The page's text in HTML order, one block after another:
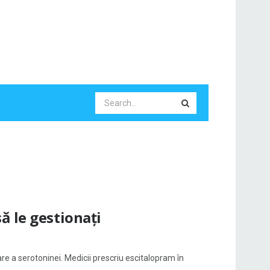
le gestionați
a serotoninei. Medicii prescriu escitalopram în